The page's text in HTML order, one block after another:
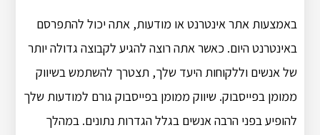
באמצעות אתר אינטרנט או מודעות, אתה יכול להתפרסם
באינטרנט היום. כאשר אתה רוצה להגיע לקבוצה גדולה יותר
של אנשים וללקוחות היעד שלך, תצטרך להשתמש בשיווק
ממומן בפייסבוק. שיווק ממומן בפייסבוק גורם למודעות שלך
להופיע בפני הרבה אנשים בגלל הגדרות נתונים. במהלך